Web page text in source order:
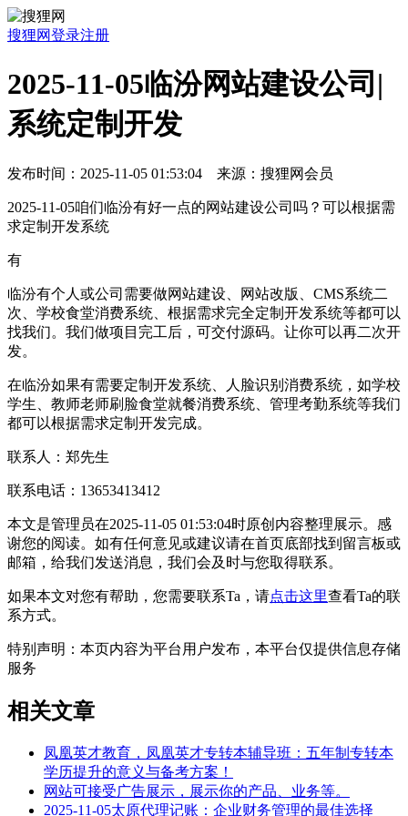
搜狸网登录注册
2025-11-05临汾网站建设公司|
系统定制开发
发布时间：2025-11-05 01:53:04 来源：搜狸网会员
2025-11-05咱们临汾有好一点的网站建设公司吗？可以根据需
求定制开发系统
有
临汾有个人或公司需要做网站建设、网站改版、CMS系统二
次、学校食堂消费系统、根据需求完全定制开发系统等都可以
找我们。我们做项目完工后，可交付源码。让你可以再二次开
发。
在临汾如果有需要定制开发系统、人脸识别消费系统，如学校
学生、教师老师刷脸食堂就餐消费系统、管理考勤系统等我们
都可以根据需求定制开发完成。
联系人：郑先生
联系电话：13653413412
本文是管理员在2025-11-05 01:53:04时原创内容整理展示。感
谢您的阅读。如有任何意见或建议请在首页底部找到留言板或
邮箱，给我们发送消息，我们会及时与您取得联系。
如果本文对您有帮助，您需要联系Ta，请点击这里查看Ta的联
系方式。
特别声明：本页内容为平台用户发布，本平台仅提供信息存储
服务
相关文章
凤凰英才教育，凤凰英才专转本辅导班：五年制专转本
学历提升的意义与备考方案！
网站可接受广告展示，展示你的产品、业务等。
2025-11-05太原代理记账：企业财务管理的最佳选择